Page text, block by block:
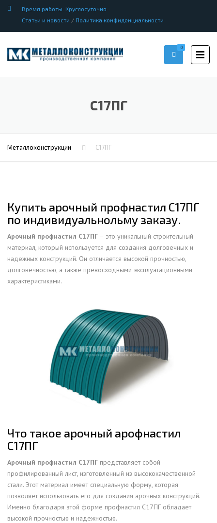
Время работы: Круглосуточно
Статьи и новости / Политика конфиденциальности
0
С17ПГ
Металлоконструкции С17ПГ
Купить арочный профнастил С17ПГ
по индивидуальнольму заказу.
Арочный профнастил С17ПГ – это уникальный строительный
материал, который используется для создания долговечных и
надежных конструкций. Он отличается высокой прочностью,
долговечностью, а также превосходными эксплуатационными
характеристиками.
Что такое арочный арофнастил
С17ПГ
Арочный профнастил С17ПГ представляет собой
профилированный лист, изготовленный из высококачественной
стали. Этот материал имеет специальную форму, которая
позволяет использовать его для создания арочных конструкций.
Именно благодаря этой форме профнастил С17ПГ обладает
высокой прочностью и надежностью.